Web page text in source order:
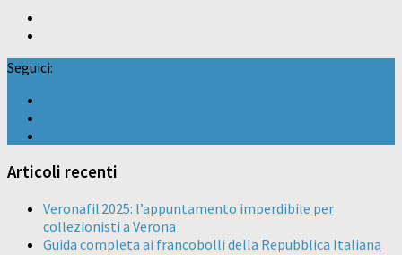
Seguici:
Articoli recenti
Veronafil 2025: l’appuntamento imperdibile per
collezionisti a Verona
Guida completa ai francobolli della Repubblica Italiana